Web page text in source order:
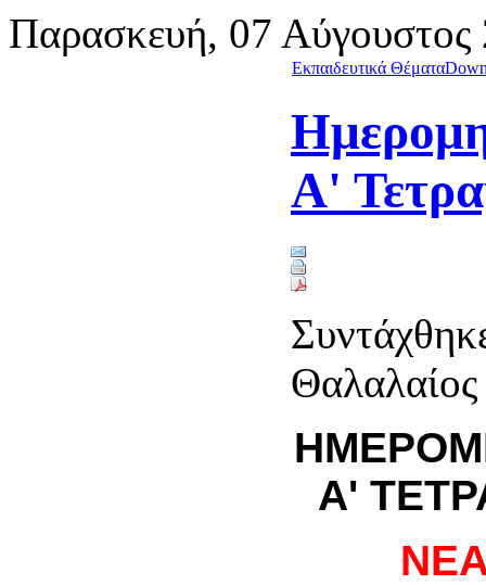
Παρασκευή, 07 Αύγουστος
Εκπαιδευτικά Θέματα
Α'
Α'